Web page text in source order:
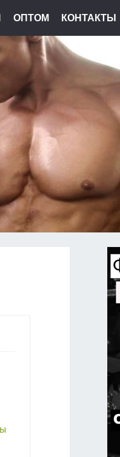
ОПТОМ КОНТАКТЫ